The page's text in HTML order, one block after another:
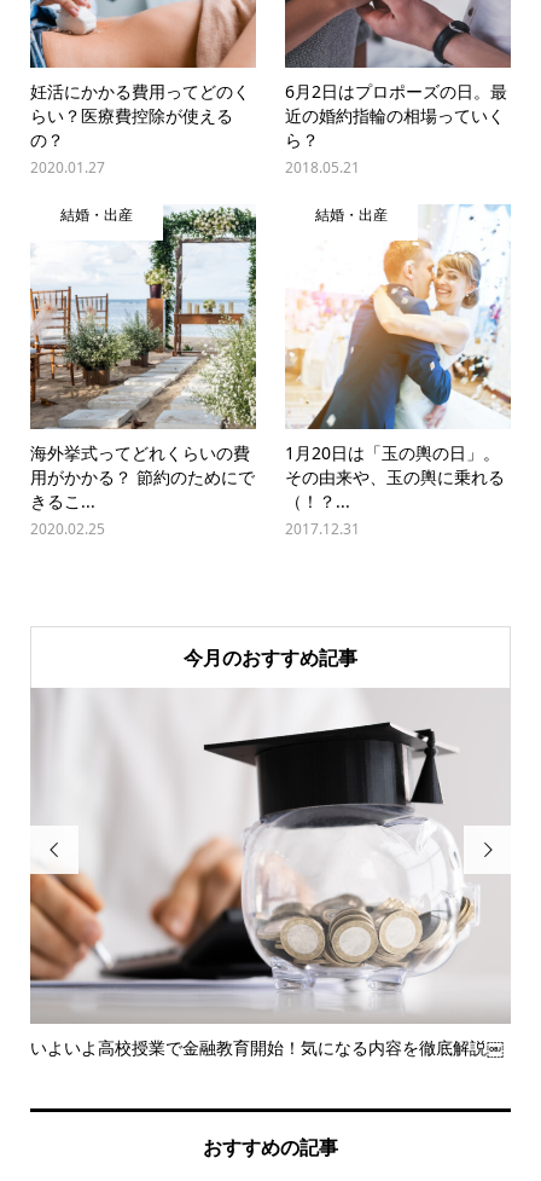
妊活にかかる費用ってどのく
らい？医療費控除が使える
の？
2020.01.27
6月2日はプロポーズの日。最
近の婚約指輪の相場っていく
ら？
2018.05.21
結婚・出産
海外挙式ってどれくらいの費
用がかかる？ 節約のためにで
きるこ...
2020.02.25
結婚・出産
1月20日は「玉の輿の日」。
その由来や、玉の輿に乗れる
（！？...
2017.12.31
今月のおすすめ記事

いよいよ高校授業で金融教育開始！気になる内容を徹底解説￼

おすすめの記事